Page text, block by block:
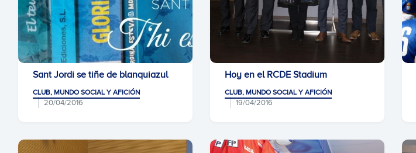
Sant Jordi se tiñe de blanquiazul
CLUB, MUNDO SOCIAL Y AFICIÓN
20/04/2016
Hoy en el RCDE Stadium
CLUB, MUNDO SOCIAL Y AFICIÓN
19/04/2016